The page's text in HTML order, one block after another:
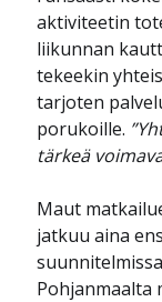
aktiviteetin
liikunnan
tekeekin
tarjoten
porukoille.
tärkeä
Maut
jatkuu aina
Pohjanmaalta